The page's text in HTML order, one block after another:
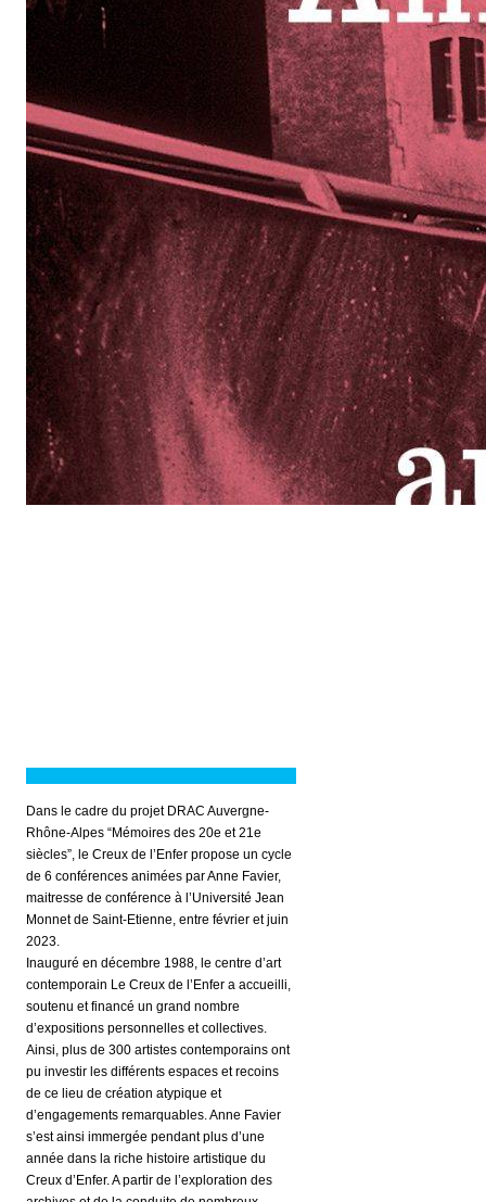
Dans le cadre du projet DRAC Auvergne-
Rhône-Alpes “Mémoires des 20e et 21e
siècles”, le Creux de l’Enfer propose un cycle
de 6 conférences animées par Anne Favier,
maitresse de conférence à l’Université Jean
Monnet de Saint-Etienne, entre février et juin
2023.
Inauguré en décembre 1988, le centre d’art
contemporain Le Creux de l’Enfer a accueilli,
soutenu et financé un grand nombre
d’expositions personnelles et collectives.
Ainsi, plus de 300 artistes contemporains ont
pu investir les différents espaces et recoins
de ce lieu de création atypique et
d’engagements remarquables. Anne Favier
s’est ainsi immergée pendant plus d’une
année dans la riche histoire artistique du
Creux d’Enfer. A partir de l’exploration des